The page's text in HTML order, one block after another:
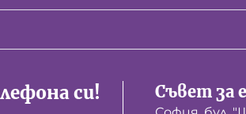
си! Съвет за